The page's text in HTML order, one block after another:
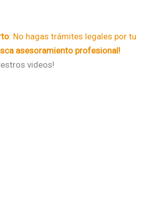
: No hagas trámites legales por tu
asesoramiento profesional!
videos!